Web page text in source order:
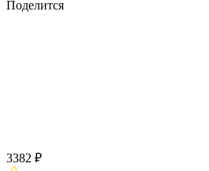
Поделится
3382 ₽